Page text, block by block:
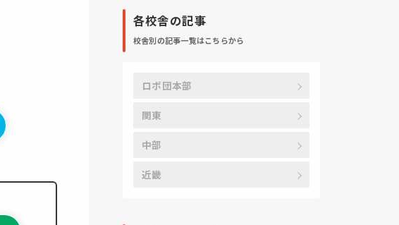
各校舎の記事
校舎別の記事一覧はこちらから
ロボ団本部
関東
中部
近畿